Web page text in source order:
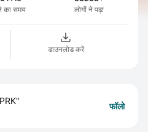
का समय
लोगों ने पढ़ा
डाउनलोड करें
फॉलो